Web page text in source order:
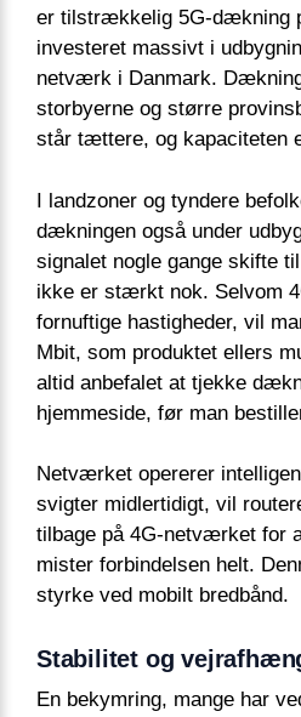
er tilstrækkelig 5G-dækning
investeret massivt i
netværk i Danmark.
storbyerne og større
står tættere, og kapaciteten
I landzoner og tyndere
dækningen også under
signalet nogle gange skifte
ikke er stærkt nok. Selvom
fornuftige hastigheder, vil
Mbit, som produktet ellers
altid anbefalet at tjekke
hjemmeside, før man
Netværket opererer
svigter midlertidigt, vil
tilbage på 4G-netværket for
mister forbindelsen helt.
styrke ved mobilt bredbånd.
Stabilitet og
En bekymring, mange har